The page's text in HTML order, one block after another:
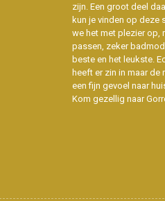
zijn. Een groot deel
kun je vinden op deze
we het met plezier op,
passen, zeker
beste en het leukste.
heeft er zin in maar de
een fijn gevoel naar
Kom gezellig naar